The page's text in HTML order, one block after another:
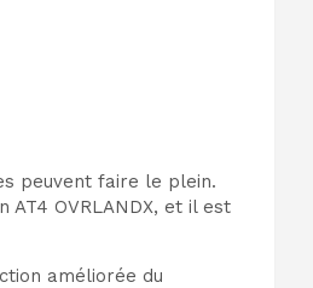
peuvent faire le plein.
OVRLANDX, et il est
améliorée du